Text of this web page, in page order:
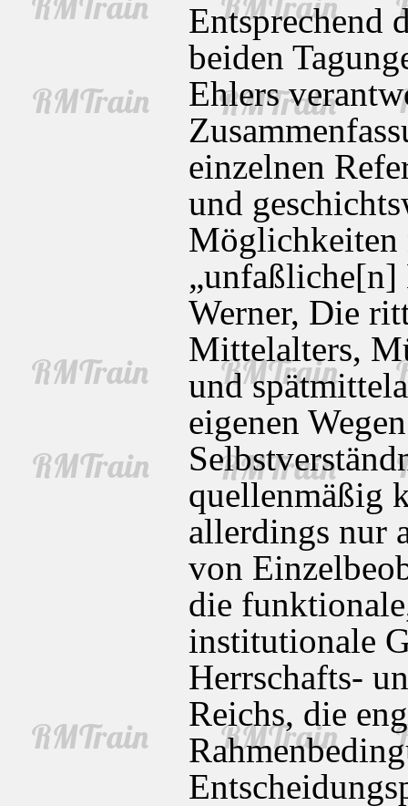
Entsprechend
beiden
Ehlers
einzelnen
und
Möglichkeiten
„unfaßliche[n]
Werner, Die
Mittelalters,
und
eigenen
quellenmäßig
allerdings nur
von
die
institutionale
Herrschafts-
Reichs, die